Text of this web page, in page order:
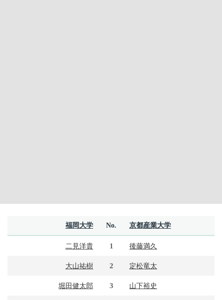
福岡大学 No. 京都産業大学
二見洋貴 1 後藤満久
大山祐樹 2 定松竜太
堀田健太郎 3 山下裕史